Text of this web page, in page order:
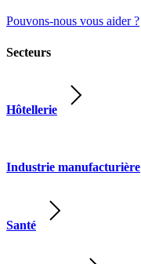
Pouvons-nous vous aider ?
Secteurs
Hôtellerie
Industrie manufacturière
Santé